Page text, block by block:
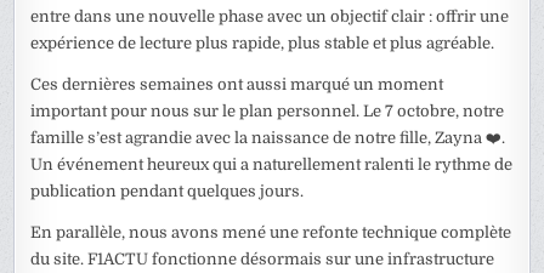
entre dans une nouvelle phase avec un objectif clair : offrir une
expérience de lecture plus rapide, plus stable et plus agréable.
Ces dernières semaines ont aussi marqué un moment
important pour nous sur le plan personnel. Le 7 octobre, notre
famille s’est agrandie avec la naissance de notre fille, Zayna ❤️.
Un événement heureux qui a naturellement ralenti le rythme de
publication pendant quelques jours.
En parallèle, nous avons mené une refonte technique complète
du site. F1ACTU fonctionne désormais sur une infrastructure